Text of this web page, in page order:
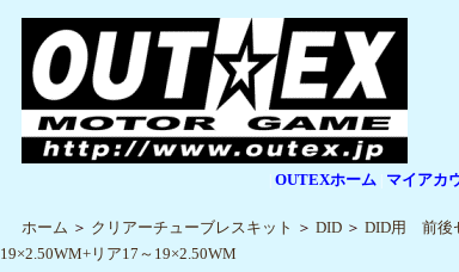
OUTEXホーム マイアカ
ホーム ＞ クリアーチューブレスキット ＞ DID ＞ DID用 前後
19×2.50WM+リア17～19×2.50WM